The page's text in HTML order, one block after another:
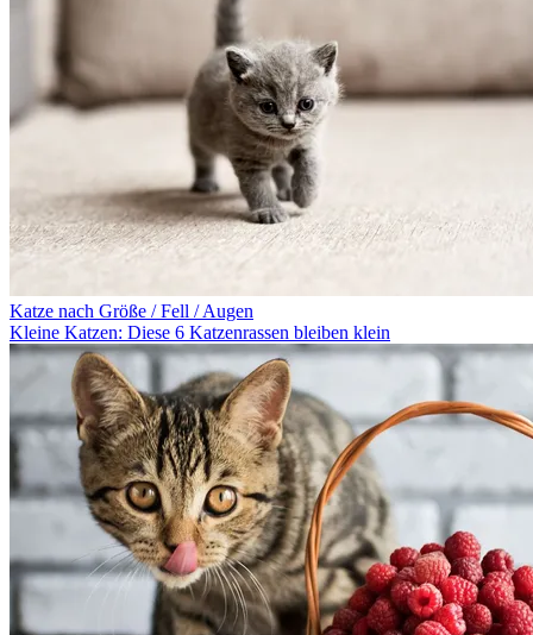
Katze nach Größe / Fell / Augen
Kleine Katzen: Diese 6 Katzenrassen bleiben klein